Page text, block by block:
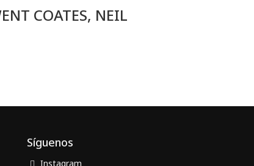
COATES, NEIL
Síguenos
Instagram